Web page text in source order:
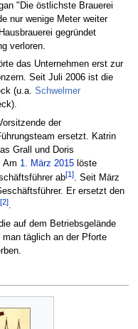
"Die östlichste Brauerei
nur wenige Meter weiter
gegründet
verloren.
das Unternehmen erst zur
Seit Juli 2006 ist die
(u.a. Schwelmer
der
ersetzt. Katrin
Grall und Doris
Am 1. März 2015löste
ab[1]. Seit März
Er ersetzt den
[2].
auf dem Betriebsgelände
man täglich an der Pforte